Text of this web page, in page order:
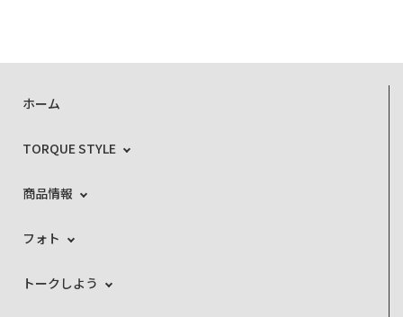
ホーム
TORQUE STYLE
商品情報
フォト
トークしよう